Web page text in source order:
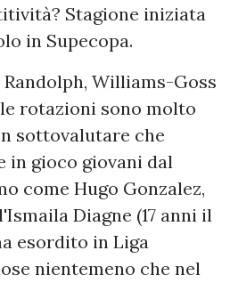
Stagione iniziata
in Supecopa.
Williams-Goss
rotazioni sono molto
sottovalutare che
in gioco giovani dal
come Hugo Gonzalez,
Diagne (17 anni il
esordito in Liga
nientemeno che nel